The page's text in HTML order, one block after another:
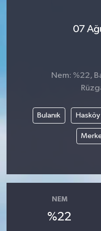
07
Nem: %22,
Bulanık Hasköy
NEM
%22